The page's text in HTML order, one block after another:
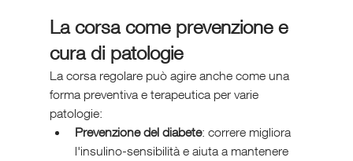
La corsa come prevenzione e
cura di patologie
La corsa regolare può agire anche come una
forma preventiva e terapeutica per varie
patologie:
Prevenzione del diabete: correre migliora
l'insulino-sensibilità e aiuta a mantenere